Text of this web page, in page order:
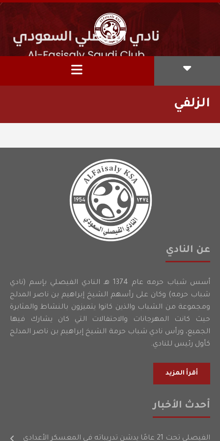
الزلفي
عن النادي
أسس شباب حرمه عام 1374 هـ النادي الفيصلي بإسم (نادي
شباب حرمه) وكان على رأسهم الشيخ إبراهيم بن ناصر المدلج
ومجموعة من الشباب والذين كانوا يتميزون بالنشاط والمثابرة
حيث كانت المهرجانات والاحتفالات التي كان يشارك فيها
الجميع، ورأس نادي شباب حرمة الشيخ إبراهيم بن ناصر المدلج
كأول رئيس للنادي.
أقرأ المزيد
أحدث الأخبار
الفيصلي تحت 21 عامًا يدشن تدريباته في المعسكر الأعدادي